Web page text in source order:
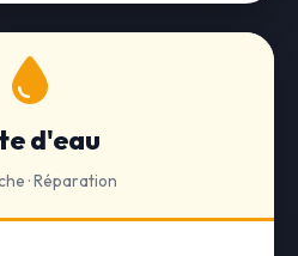
d'eau
· Réparation